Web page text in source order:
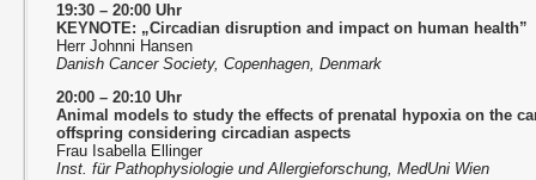
19:30 – 20:00 Uhr
KEYNOTE: „Circadian disruption and impact on human health”
Herr Johnni Hansen
Danish Cancer Society, Copenhagen, Denmark
20:00 – 20:10 Uhr
Animal models to study the effects of prenatal hypoxia on the
offspring considering circadian aspects
Frau Isabella Ellinger
Inst. für Pathophysiologie und Allergieforschung, MedUni Wien